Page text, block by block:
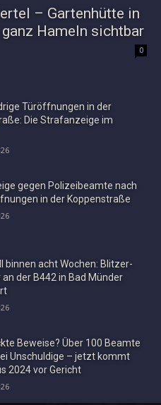
– Gartenhütte in
Hameln sichtbar
0
Türöffnungen in der
Die Strafanzeige im
gegen Polizeibeamte nach
in der Koppenstraße
binnen acht Wochen: Blitzer-
der B442 in Bad Münder
Beweise? Über 100 Beamte
Unschuldige – jetzt kommt
2024 vor Gericht